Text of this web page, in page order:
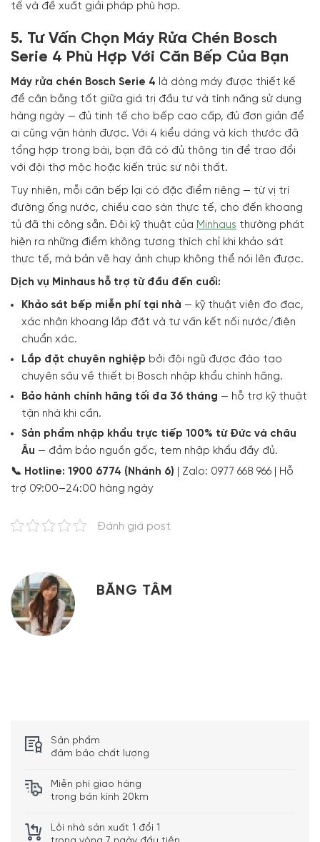
tế và đề xuất giải pháp phù hợp.
5. Tư Vấn Chọn Máy Rửa Chén Bosch
Serie 4 Phù Hợp Với Căn Bếp Của Bạn
Máy rửa chén Bosch Serie 4 là dòng máy được thiết kế
để cân bằng tốt giữa giá trị đầu tư và tính năng sử dụng
hàng ngày — đủ tinh tế cho bếp cao cấp, đủ đơn giản để
ai cũng vận hành được. Với 4 kiểu dáng và kích thước đã
tổng hợp trong bài, bạn đã có đủ thông tin để trao đổi
với đội thợ mộc hoặc kiến trúc sư nội thất.
Tuy nhiên, mỗi căn bếp lại có đặc điểm riêng — từ vị trí
đường ống nước, chiều cao sàn thực tế, cho đến khoang
tủ đã thi công sẵn. Đội kỹ thuật của Minhaus thường phát
hiện ra những điểm không tương thích chỉ khi khảo sát
thực tế, mà bản vẽ hay ảnh chụp không thể nói lên được.
Dịch vụ Minhaus hỗ trợ từ đầu đến cuối:
Khảo sát bếp miễn phí tại nhà — kỹ thuật viên đo đạc,
xác nhận khoang lắp đặt và tư vấn kết nối nước/điện
chuẩn xác.
Lắp đặt chuyên nghiệp bởi đội ngũ được đào tạo
chuyên sâu về thiết bị Bosch nhập khẩu chính hãng.
Bảo hành chính hãng tối đa 36 tháng — hỗ trợ kỹ thuật
tận nhà khi cần.
Sản phẩm nhập khẩu trực tiếp 100% từ Đức và châu
Âu — đảm bảo nguồn gốc, tem nhập khẩu đầy đủ.
📞 Hotline: 1900 6774 (Nhánh 6) | Zalo: 0977 668 966 | Hỗ
trợ 09:00–24:00 hàng ngày
Đánh giá post
BĂNG TÂM
Sản phẩm
đảm bảo chất lượng
Miễn phí giao hàng
trong bán kính 20km
Lỗi nhà sản xuất 1 đổi 1